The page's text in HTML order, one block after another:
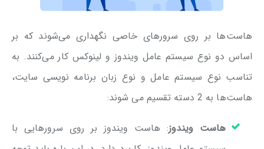
هاست‌ها بر روی سرورهای خاصی نگهداری می‌شوند که بر
اساس دو نوع سیستم عامل ویندوز و لینوکس کار می‌کنند. به
تناسب نوع سیستم عامل و نوع زبان برنامه نویسی سایت،
هاست‌ها به 2 دسته تقسیم می شوند:
هاست ویندوز: هاست ویندوز بر روی سرورهایی با